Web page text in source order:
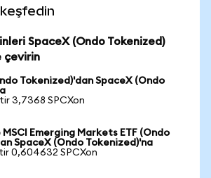
SpaceX (Ondo Tokenized)
çevirin
Tokenized)'dan SpaceX (Ondo
3,7368 SPCXon
Emerging Markets ETF (Ondo
SpaceX (Ondo Tokenized)'na
0,604632 SPCXon